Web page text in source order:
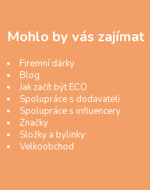
Mohlo by vás zajímat
Firemní dárky
Blog
Jak začít být ECO
Spolupráce s dodavateli
Spolupráce s influencery
Značky
Složky a bylinky
Velkoobchod